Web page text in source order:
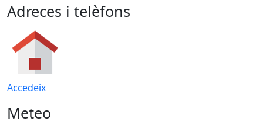
Adreces i telèfons
Accedeix
Meteo